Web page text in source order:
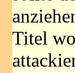
Titel